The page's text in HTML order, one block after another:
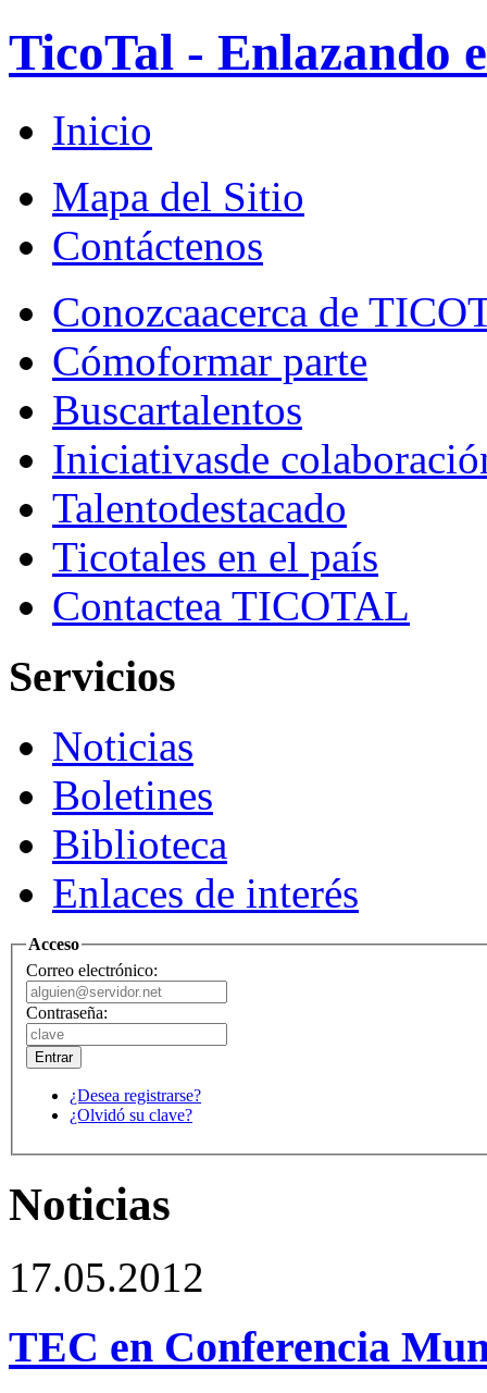
TicoTal - Enlazando
Inicio
Mapa del Sitio
Contáctenos
Conozcaacerca de
Cómoformar parte
Buscartalentos
Iniciativasde
Talentodestacado
Ticotales en el país
Contactea TICOTAL
Servicios
Noticias
Boletines
Biblioteca
Enlaces de interés
Acceso
Correo electrónico:
Contraseña:
¿Desea registrarse?
¿Olvidó su clave?
Noticias
17.05.2012
TEC en Conferencia